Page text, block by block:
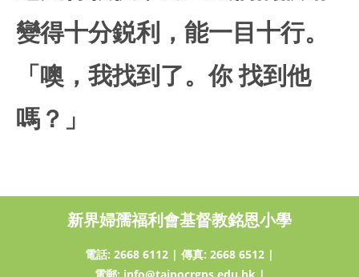
變得十分鋭利，能一目十行。
「噢，我找到了。你 找到他
嗎？」
新界婦孺福利會基督教銘恩小學
電話: 2668 6112 | 傳真: 2668 6512 |
電郵: info@taipocrgps.edu.hk |